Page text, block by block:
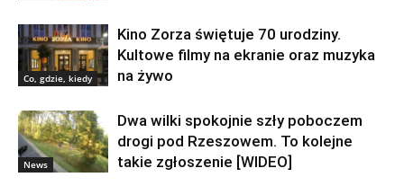
Co, gdzie, kiedy
Kino Zorza świętuje 70 urodziny.
Kultowe filmy na ekranie oraz muzyka
na żywo
News
Dwa wilki spokojnie szły poboczem
drogi pod Rzeszowem. To kolejne
takie zgłoszenie [WIDEO]